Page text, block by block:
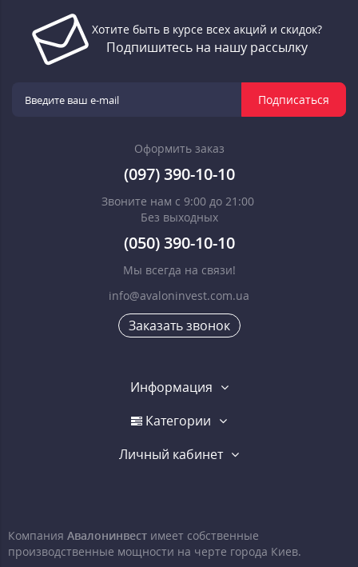
Хотите быть в курсе всех акций и скидок?
Подпишитесь на нашу рассылку
Подписаться
Оформить заказ
(097) 390-10-10
Звоните нам с 9:00 до 21:00
Без выходных
(050) 390-10-10
Мы всегда на связи!
info@avaloninvest.com.ua
Заказать звонок
Информация
Категории
Личный кабинет
Компания Авалонинвест имеет собственные
производственные мощности на черте города Киев.